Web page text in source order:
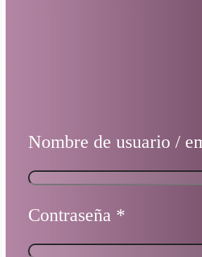
Nombre de usuario /
Contraseña *